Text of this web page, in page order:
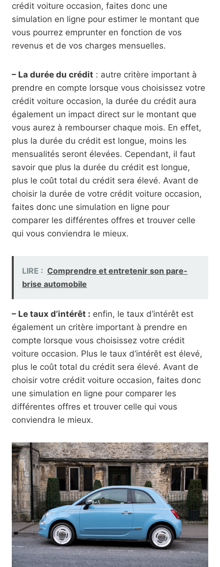
crédit voiture occasion, faites donc une
simulation en ligne pour estimer le montant que
vous pourrez emprunter en fonction de vos
revenus et de vos charges mensuelles.
– La durée du crédit : autre critère important à
prendre en compte lorsque vous choisissez votre
crédit voiture occasion, la durée du crédit aura
également un impact direct sur le montant que
vous aurez à rembourser chaque mois. En effet,
plus la durée du crédit est longue, moins les
mensualités seront élevées. Cependant, il faut
savoir que plus la durée du crédit est longue,
plus le coût total du crédit sera élevé. Avant de
choisir la durée de votre crédit voiture occasion,
faites donc une simulation en ligne pour
comparer les différentes offres et trouver celle
qui vous conviendra le mieux.
LIRE : Comprendre et entretenir son pare-
brise automobile
– Le taux d’intérêt : enfin, le taux d’intérêt est
également un critère important à prendre en
compte lorsque vous choisissez votre crédit
voiture occasion. Plus le taux d’intérêt est élevé,
plus le coût total du crédit sera élevé. Avant de
choisir votre crédit voiture occasion, faites donc
une simulation en ligne pour comparer les
différentes offres et trouver celle qui vous
conviendra le mieux.